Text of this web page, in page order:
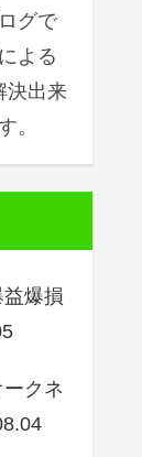
グで
よる
決出来
。
爆損
クネ